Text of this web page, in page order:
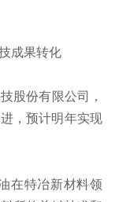
成果转化
股份有限公司，
，预计明年实现
在特冶新材料领